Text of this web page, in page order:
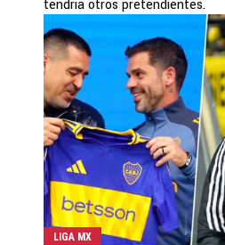
tendría otros pretendientes.
LIGA MX